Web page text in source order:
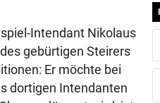
Intendant Nikolaus
gebürtigen Steirers
Er möchte bei
dortigen Intendanten